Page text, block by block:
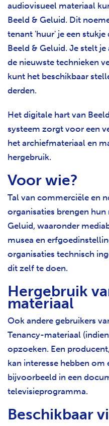
audiovisueel materiaal
Beeld & Geluid. Dit
tenant 'huur' je een
Beeld & Geluid. Je stelt
de nieuwste technieken
kunt het beschikbaar
derden.
Het digitale hart van
systeem zorgt voor een
het archiefmateriaal en
hergebruik.
Voor wie?
Tal van commerciële en
organisaties brengen
Geluid, waaronder
musea en
organisaties technisch
dit zelf te doen.
Hergebruik
materiaal
Ook andere gebruikers
Tenancy-materiaal
opzoeken. Een
kan interesse hebben om
bijvoorbeeld in een
televisieprogramma.
Beschikbaar